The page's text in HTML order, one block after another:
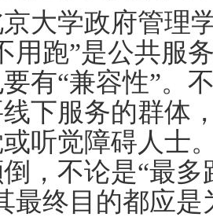
学政府管理学
用跑”是公共服
有“兼容性”。
下服务的群体
听觉障碍人士
，不论是“最多
最终目的都应